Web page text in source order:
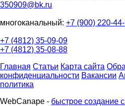
350909@bk.ru
многоканальный: +7 (900) 220-
+7 (4812) 35-09-09
+7 (4812) 35-08-88
Главная Статьи Карта сайта
конфиденциальности Вакансии
политика
WebCanape - быстрое создание